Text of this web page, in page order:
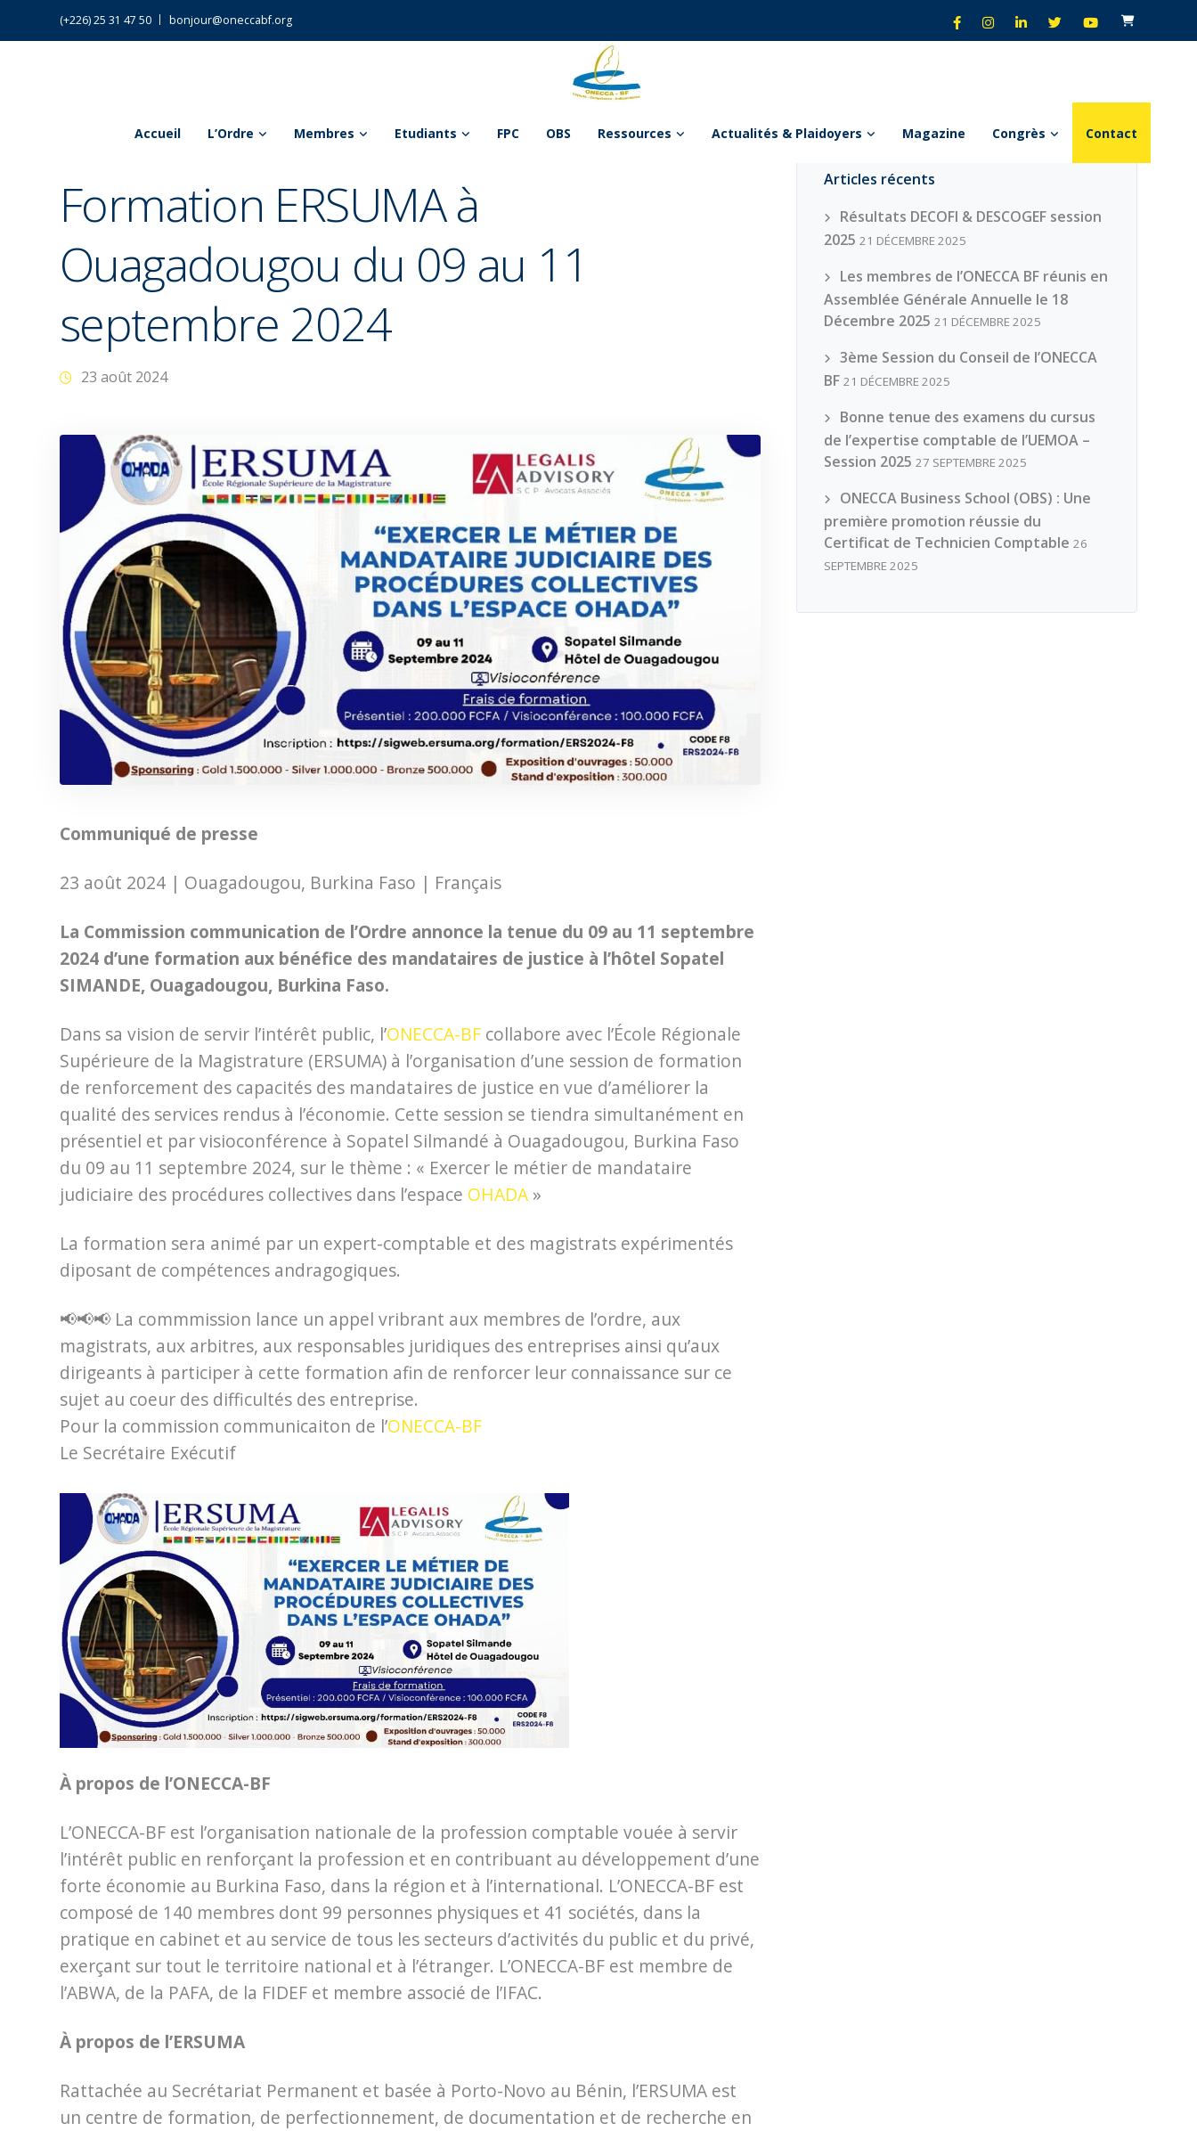
(+226) 25 31 47 50 bonjour@oneccabf.org
Accueil L’Ordre Membres Etudiants FPC OBS Ressources Actualités & Plaidoyers Magazine Congrès Contact
Formation ERSUMA à
Ouagadougou du 09 au 11
septembre 2024
23 août 2024
Communiqué de presse
23 août 2024 | Ouagadougou, Burkina Faso | Français
La Commission communication de l’Ordre annonce la tenue du 09 au 11 septembre
2024 d’une formation aux bénéfice des mandataires de justice à l’hôtel Sopatel
SIMANDE, Ouagadougou, Burkina Faso.
Dans sa vision de servir l’intérêt public, l’ONECCA-BF collabore avec l’École Régionale
Supérieure de la Magistrature (ERSUMA) à l’organisation d’une session de formation
de renforcement des capacités des mandataires de justice en vue d’améliorer la
qualité des services rendus à l’économie. Cette session se tiendra simultanément en
présentiel et par visioconférence à Sopatel Silmandé à Ouagadougou, Burkina Faso
du 09 au 11 septembre 2024, sur le thème : « Exercer le métier de mandataire
judiciaire des procédures collectives dans l’espace OHADA »
La formation sera animé par un expert-comptable et des magistrats expérimentés
diposant de compétences andragogiques.
📢📢📢 La commmission lance un appel vribrant aux membres de l’ordre, aux
magistrats, aux arbitres, aux responsables juridiques des entreprises ainsi qu’aux
dirigeants à participer à cette formation afin de renforcer leur connaissance sur ce
sujet au coeur des difficultés des entreprise.
Pour la commission communicaiton de l’ONECCA-BF
Le Secrétaire Exécutif
À propos de l’ONECCA-BF
L’ONECCA-BF est l’organisation nationale de la profession comptable vouée à servir
l’intérêt public en renforçant la profession et en contribuant au développement d’une
forte économie au Burkina Faso, dans la région et à l’international. L’ONECCA-BF est
composé de 140 membres dont 99 personnes physiques et 41 sociétés, dans la
pratique en cabinet et au service de tous les secteurs d’activités du public et du privé,
exerçant sur tout le territoire national et à l’étranger. L’ONECCA-BF est membre de
l’ABWA, de la PAFA, de la FIDEF et membre associé de l’IFAC.
À propos de l’ERSUMA
Rattachée au Secrétariat Permanent et basée à Porto-Novo au Bénin, l’ERSUMA est
un centre de formation, de perfectionnement, de documentation et de recherche en
Articles récents
Résultats DECOFI & DESCOGEF session
2025 21 DÉCEMBRE 2025
Les membres de l’ONECCA BF réunis en
Assemblée Générale Annuelle le 18
Décembre 2025 21 DÉCEMBRE 2025
3ème Session du Conseil de l’ONECCA
BF 21 DÉCEMBRE 2025
Bonne tenue des examens du cursus
de l’expertise comptable de l’UEMOA –
Session 2025 27 SEPTEMBRE 2025
ONECCA Business School (OBS) : Une
première promotion réussie du
Certificat de Technicien Comptable 26
SEPTEMBRE 2025